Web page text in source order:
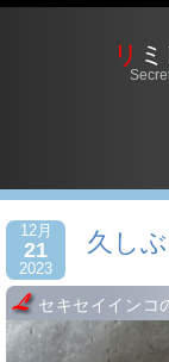
12月
21
2023
久し
セキセイイン